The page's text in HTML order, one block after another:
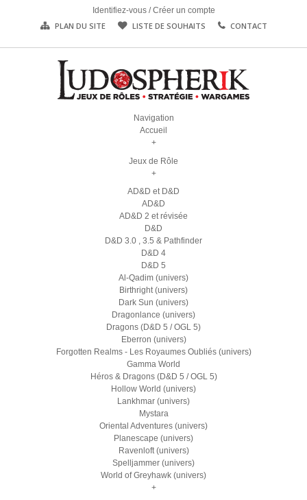
Identifiez-vous /Créer un compte
PLAN DU SITE LISTE DE SOUHAITS CONTACT
Navigation
Accueil
+
Jeux de Rôle
+
AD&D et D&D
AD&D
AD&D 2 et révisée
D&D
D&D 3.0 , 3.5 & Pathfinder
D&D 4
D&D 5
Al-Qadim (univers)
Birthright (univers)
Dark Sun (univers)
Dragonlance (univers)
Dragons (D&D 5 / OGL 5)
Eberron (univers)
Forgotten Realms - Les Royaumes Oubliés (univers)
Gamma World
Héros & Dragons (D&D 5 / OGL 5)
Hollow World (univers)
Lankhmar (univers)
Mystara
Oriental Adventures (univers)
Planescape (univers)
Ravenloft (univers)
Spelljammer (univers)
World of Greyhawk (univers)
+